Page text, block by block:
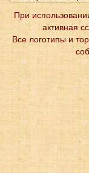
При
активная
Все логотипы и